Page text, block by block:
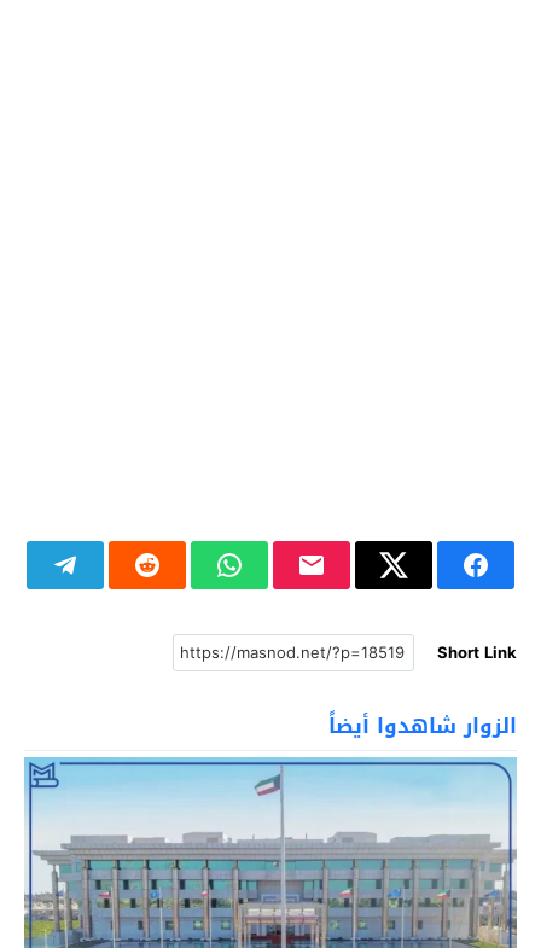
Short Link
الزوار شاهدوا أيضاً